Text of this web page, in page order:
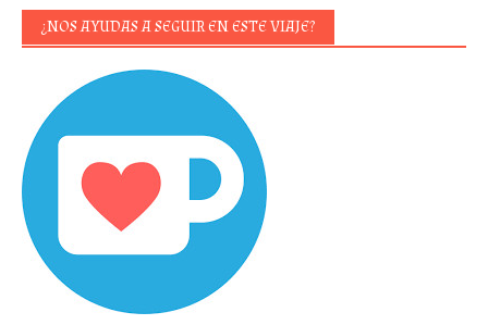
¿NOS AYUDAS A SEGUIR EN ESTE VIAJE?